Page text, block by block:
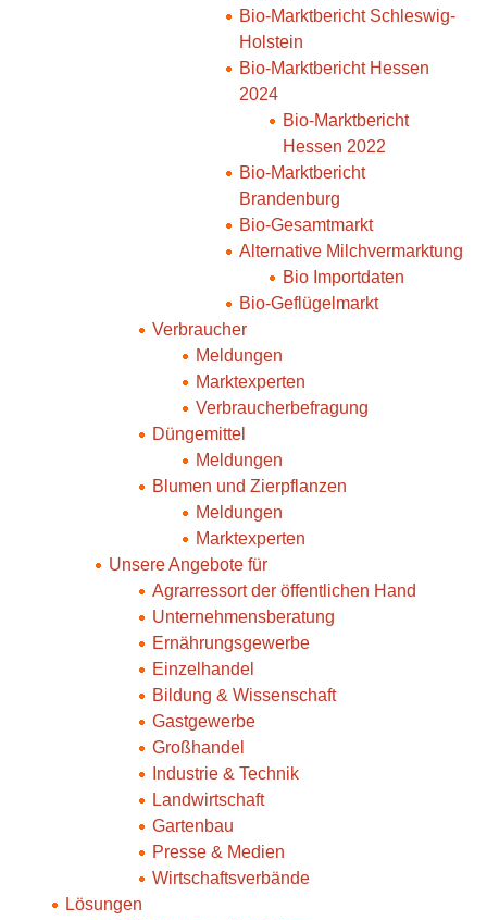
Bio-Marktbericht Schleswig-
Holstein
Bio-Marktbericht Hessen
2024
Bio-Marktbericht
Hessen 2022
Bio-Marktbericht
Brandenburg
Bio-Gesamtmarkt
Alternative Milchvermarktung
Bio Importdaten
Bio-Geflügelmarkt
Verbraucher
Meldungen
Marktexperten
Verbraucherbefragung
Düngemittel
Meldungen
Blumen und Zierpflanzen
Meldungen
Marktexperten
Unsere Angebote für
Agrarressort der öffentlichen Hand
Unternehmensberatung
Ernährungsgewerbe
Einzelhandel
Bildung & Wissenschaft
Gastgewerbe
Großhandel
Industrie & Technik
Landwirtschaft
Gartenbau
Presse & Medien
Wirtschaftsverbände
Lösungen